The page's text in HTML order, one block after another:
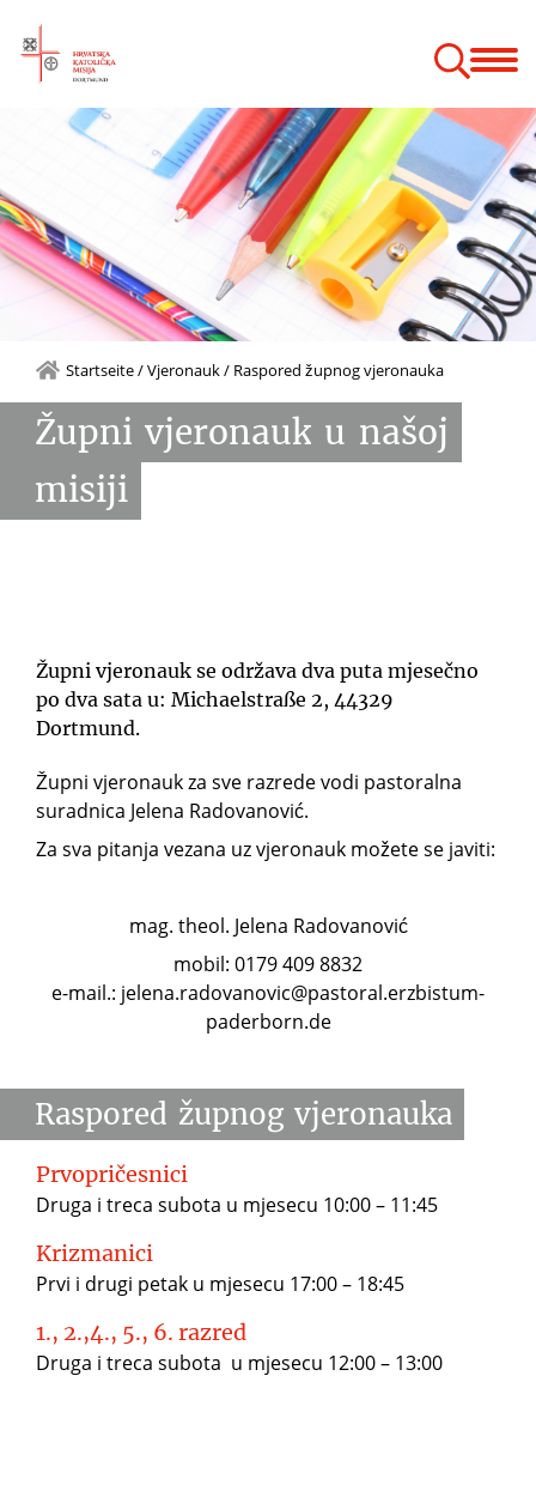
Startseite/Vjeronauk/ Raspored župnog vjeronauka
Župni vjeronauk u našoj
misiji
Župni vjeronauk se održava dva puta mjesečno
po dva sata u: Michaelstraße 2, 44329
Dortmund.
Župni vjeronauk za sve razrede vodi pastoralna
suradnica Jelena Radovanović.
Za sva pitanja vezana uz vjeronauk možete se javiti:
mag. theol. Jelena Radovanović
mobil: 0179 409 8832
e-mail.: jelena.radovanovic@pastoral.erzbistum-
paderborn.de
Raspored župnog vjeronauka
Prvopričesnici
Druga i treca subota u mjesecu 10:00 – 11:45
Krizmanici
Prvi i drugi petak u mjesecu 17:00 – 18:45
1., 2.,4., 5., 6. razred
Druga i treca subota u mjesecu 12:00 – 13:00